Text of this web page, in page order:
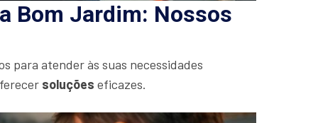
Bom Jardim: Nossos
para atender às suas necessidades
soluções eficazes.